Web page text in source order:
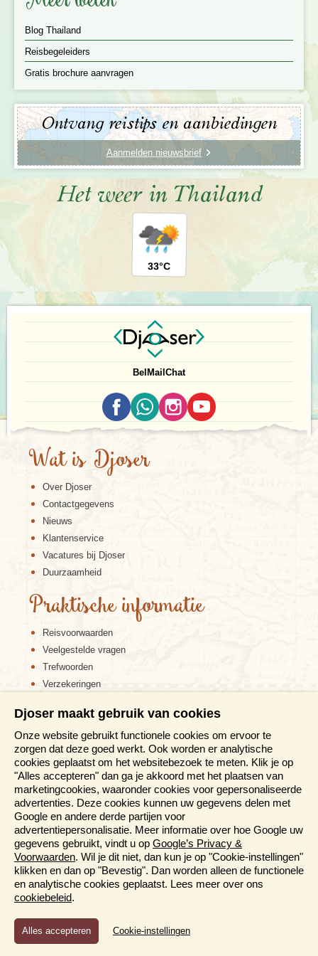
€ 55,- p.p.
Meer informatie
Blog Thailand
Reisbegeleiders
Gratis brochure aanvragen
Ontvang reistips en aanbiedingen
Aanmelden nieuwsbrief
Het weer in Thailand
33°C
Bel Mail Chat
Wat is Djoser
Over Djoser
Contactgegevens
Nieuws
Klantenservice
Vacatures bij Djoser
Duurzaamheid
Praktische informatie
Reisvoorwaarden
Veelgestelde vragen
Trefwoorden
Verzekeringen
Disclaimer
Cookiebeleid
Privacy verklaring
Reis en boek met Djoser zekerheid
Meer weten?
Brochures aanvragen
Informatiedagen
Magazine
Aanmelden nieuwsbrief
Djoser maakt gebruik van cookies
Onze website gebruikt functionele cookies om ervoor te
zorgen dat deze goed werkt. Ook worden er analytische
cookies geplaatst om het websitebezoek te meten. Klik je op
"Alles accepteren" dan ga je akkoord met het plaatsen van
marketingcookies, waaronder cookies voor gepersonaliseerde
advertenties. Deze cookies kunnen uw gegevens delen met
Google en andere derde partijen voor
advertentiepersonalisatie. Meer informatie over hoe Google uw
gegevens gebruikt, vindt u op Google’s Privacy &
Voorwaarden. Wil je dit niet, dan kun je op "Cookie-instellingen"
klikken en dan op "Bevestig". Dan worden alleen de functionele
en analytische cookies geplaatst. Lees meer over ons
cookiebeleid.
Functioneel en Analytisch
Cookies die er voor zorgen dat de website naar behoren
Cookie-instellingen